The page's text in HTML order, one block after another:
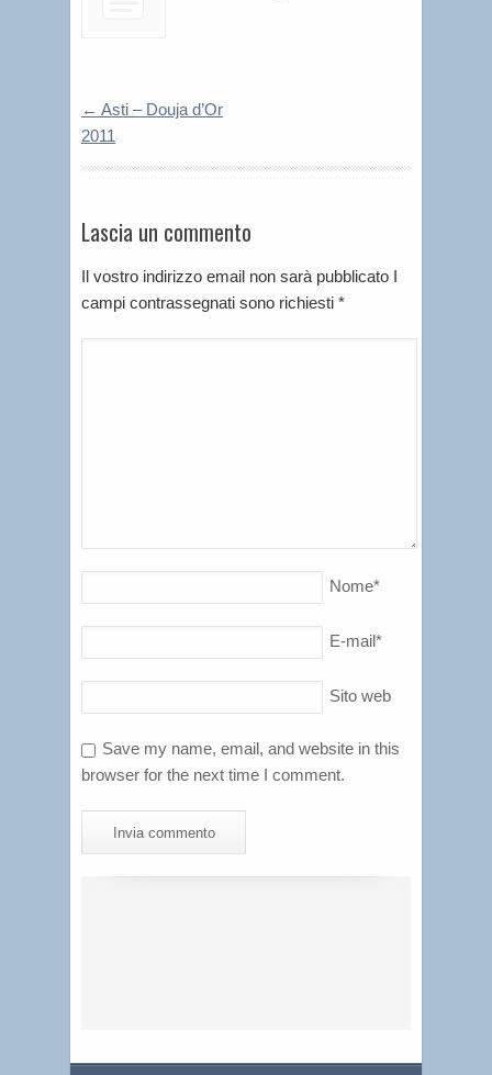
← Asti – Douja d’Or
2011
Lascia un commento
Il vostro indirizzo email non sarà pubblicato I
campi contrassegnati sono richiesti *
Nome*
E-mail*
Sito web
Save my name, email, and website in this
browser for the next time I comment.